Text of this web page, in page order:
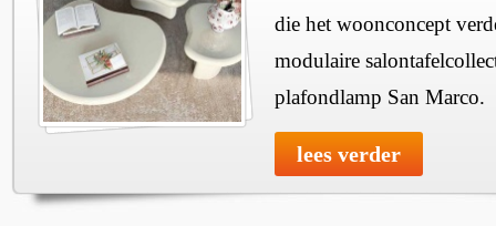
die het woonconcept
modulaire
plafondlamp San Marco.
lees verder